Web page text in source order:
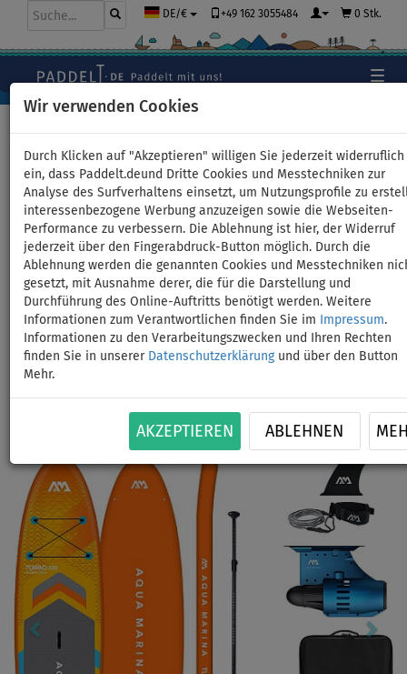
Wir verwenden Cookies
Durch Klicken auf "Akzeptieren" willigen Sie jederzeit widerruflich
ein, dass Paddelt.deund Dritte Cookies und Messtechniken zur
Analyse des Surfverhaltens einsetzt, um Nutzungsprofile zu
interessenbezogene Werbung anzuzeigen sowie die Webseiten-
Performance zu verbessern. Die Ablehnung ist hier, der Widerruf
jederzeit über den Fingerabdruck-Button möglich. Durch die
Ablehnung werden die genannten Cookies und Messtechniken
gesetzt, mit Ausnahme derer, die für die Darstellung und
Durchführung des Online-Auftritts benötigt werden. Weitere
Informationen zum Verantwortlichen finden Sie im
Impressum.
Informationen zu den Verarbeitungszwecken und Ihren Rechten
finden Sie in unserer Datenschutzerklärungund über den Button
Mehr.
AKZEPTIEREN ABLEHNEN
DE/€ +49 162 3055484 0 Stk.
SUP AQUA MARINA GO TURBO
320 10'6'' mit AQUA MARINA
BlueDrive S - Variante: Grund-
Set
BIS
Next